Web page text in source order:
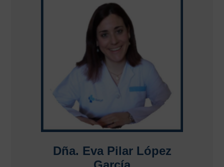
Dña. Eva Pilar López